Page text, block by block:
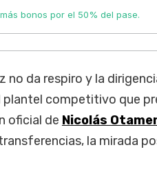
bonos por el 50% del pase.
no da respiro y la
plantel competitivo que
oficial de Nicolás
la mirada